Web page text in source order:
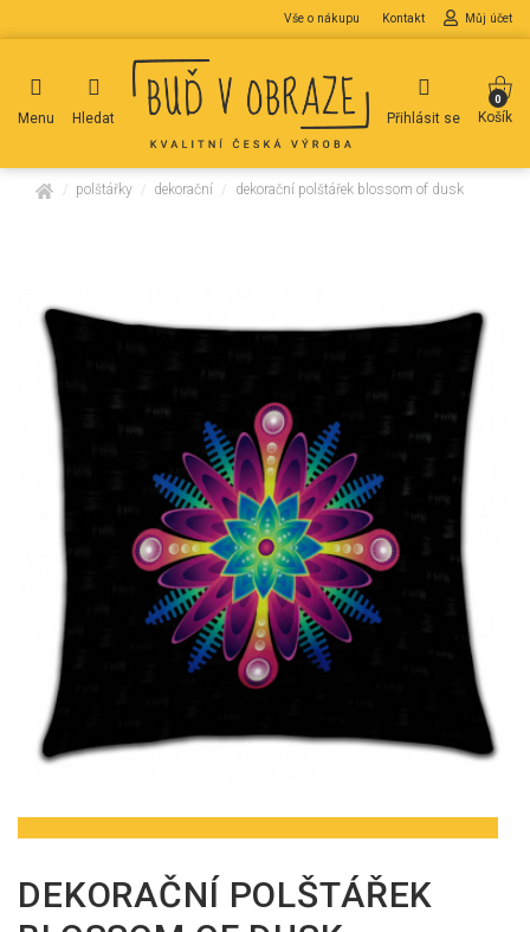
Vše o nákupu Kontakt Můj účet
Menu Hledat Přihlásit se
0
Košík
domů polštářky dekorační dekorační polštářek blossom of dusk
DEKORAČNÍ POLŠTÁŘEK